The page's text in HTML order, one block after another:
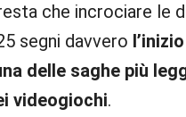
che incrociare le
segni davvero
delle saghe più
videogiochi.